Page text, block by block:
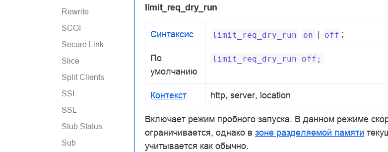
Rewrite
SCGI
Secure Link
Slice
Split Clients
SSI
SSL
Stub Status
Sub
limit_req_dry_run
Синтаксис limit_req_dry_run on | off ;
По
умолчанию
limit_req_dry_run off;
Контекст http, server, location
Включает режим пробного запуска. В данном режиме
ограничивается, однако в зоне разделяемой памяти
учитывается как обычно.